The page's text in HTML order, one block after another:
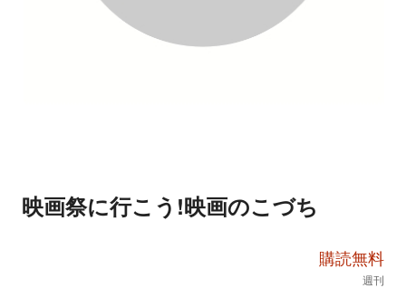
映画祭に行こう!映画のこづち
購読無料
週刊